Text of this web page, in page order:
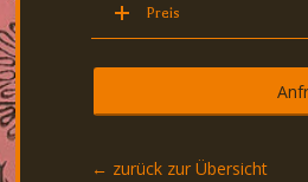
Preis
← zurück zur Übersicht